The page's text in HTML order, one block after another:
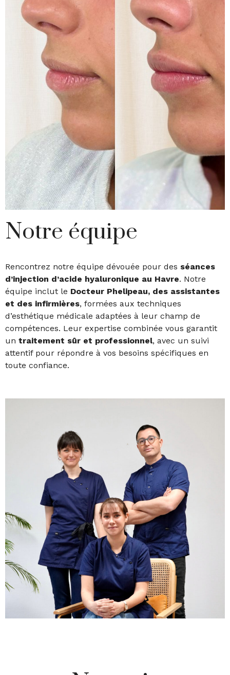
Notre équipe
Rencontrez notre équipe dévouée pour des séances
d’injection d’acide hyaluronique au Havre. Notre
équipe inclut le Docteur Phelipeau, des assistantes
et des infirmières, formées aux techniques
d’esthétique médicale adaptées à leur champ de
compétences. Leur expertise combinée vous garantit
un traitement sûr et professionnel, avec un suivi
attentif pour répondre à vos besoins spécifiques en
toute confiance.